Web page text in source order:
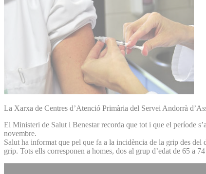
La Xarxa de Centres d’Atenció Primària del Servei Andorrà
El Ministeri de Salut i Benestar recorda que tot i que el període
novembre.
Salut ha informat que pel que fa a la incidència de la grip des
grip. Tots ells corresponen a homes, dos al grup d’edat de 65 a